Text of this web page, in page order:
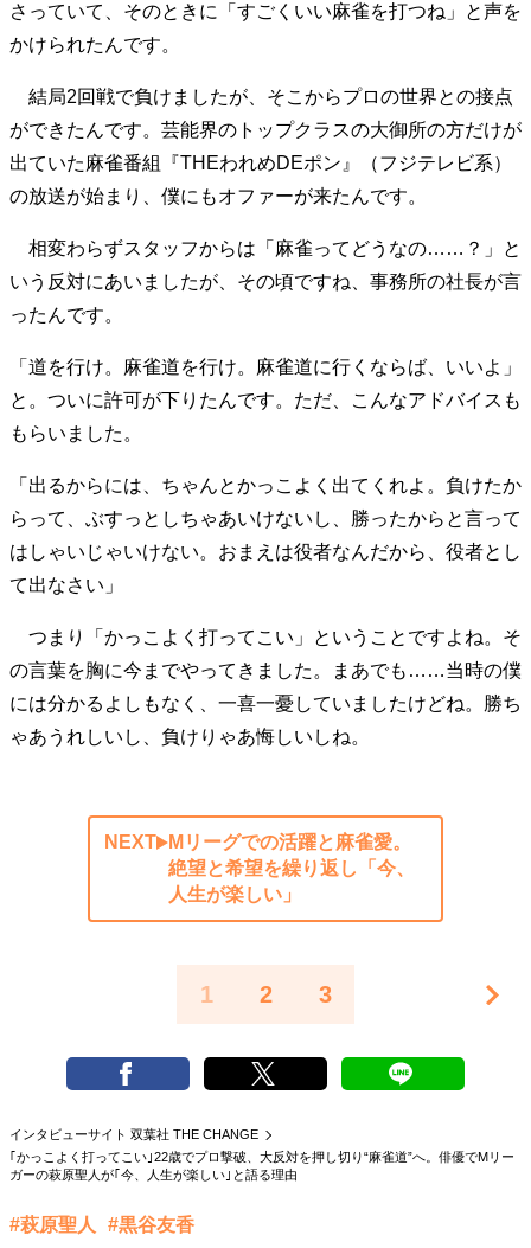
さっていて、そのときに「すごくいい麻雀を打つね」と声を
かけられたんです。
結局2回戦で負けましたが、そこからプロの世界との接点
ができたんです。芸能界のトップクラスの大御所の方だけが
出ていた麻雀番組『THEわれめDEポン』（フジテレビ系）
の放送が始まり、僕にもオファーが来たんです。
相変わらずスタッフからは「麻雀ってどうなの……？」と
いう反対にあいましたが、その頃ですね、事務所の社長が言
ったんです。
「道を行け。麻雀道を行け。麻雀道に行くならば、いいよ」
と。ついに許可が下りたんです。ただ、こんなアドバイスも
もらいました。
「出るからには、ちゃんとかっこよく出てくれよ。負けたか
らって、ぶすっとしちゃあいけないし、勝ったからと言って
はしゃいじゃいけない。おまえは役者なんだから、役者とし
て出なさい」
つまり「かっこよく打ってこい」ということですよね。そ
の言葉を胸に今までやってきました。まあでも……当時の僕
には分かるよしもなく、一喜一憂していましたけどね。勝ち
ゃあうれしいし、負けりゃあ悔しいしね。
NEXT
Mリーグでの活躍と麻雀愛。
絶望と希望を繰り返し「今、
人生が楽しい」
1 2 3
インタビューサイト 双葉社 THE CHANGE
｢かっこよく打ってこい｣22歳でプロ撃破、大反対を押し切り“麻雀道”へ。俳優でMリー
ガーの萩原聖人が｢今、人生が楽しい｣と語る理由
#萩原聖人 #黒谷友香